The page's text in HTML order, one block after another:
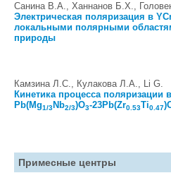
Санина В.А., Ханнанов Б.Х.,
Электрическая поляризация в
локальными полярными
природы
Камзина Л.С., Кулакова Л.А., Li G.
Кинетика процесса поляризации
Pb(Mg1/3Nb2/3)O3-23Pb(Zr0.53Ti0.47
Примесные центры